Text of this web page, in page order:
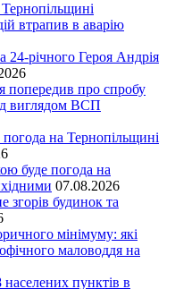
втрапив в аварію
24-річного Героя Андрія
попередив про спробу
виглядом ВСП
на Тернопільщині
буде погода на
07.08.2026
згорів будинок та
мінімуму: які
маловоддя на
пунктів в